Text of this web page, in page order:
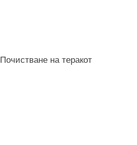
Почистване на теракот